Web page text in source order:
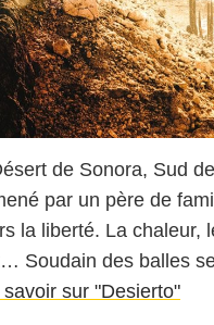
de Sonora, Sud
par un père de
la liberté. La chaleur,
Soudain des balles
savoir sur "Desierto"